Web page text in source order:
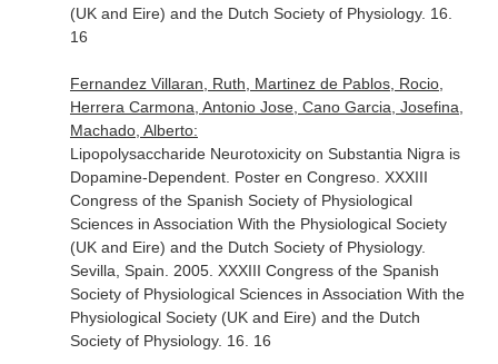
(UK and Eire) and the Dutch Society of Physiology. 16.
16
Fernandez Villaran, Ruth, Martinez de Pablos, Rocio,
Herrera Carmona, Antonio Jose, Cano Garcia, Josefina,
Machado, Alberto:
Lipopolysaccharide Neurotoxicity on Substantia Nigra is
Dopamine-Dependent. Poster en Congreso. XXXIII
Congress of the Spanish Society of Physiological
Sciences in Association With the Physiological Society
(UK and Eire) and the Dutch Society of Physiology.
Sevilla, Spain. 2005. XXXIII Congress of the Spanish
Society of Physiological Sciences in Association With the
Physiological Society (UK and Eire) and the Dutch
Society of Physiology. 16. 16